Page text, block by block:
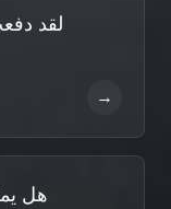
لقد
→
هل